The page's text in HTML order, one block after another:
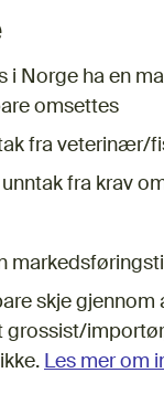
i Norge ha en
omsettes
fra veterinær/
fra krav
skje gjennom
Les mer om